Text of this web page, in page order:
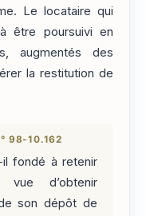
Le locataire qui
être poursuivi en
augmentés des
la restitution de
98-10.162
fondé à retenir
d’obtenir
son dépôt de